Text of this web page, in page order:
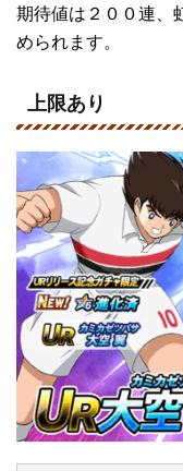
期待値は２００連、
められます。
上限あり